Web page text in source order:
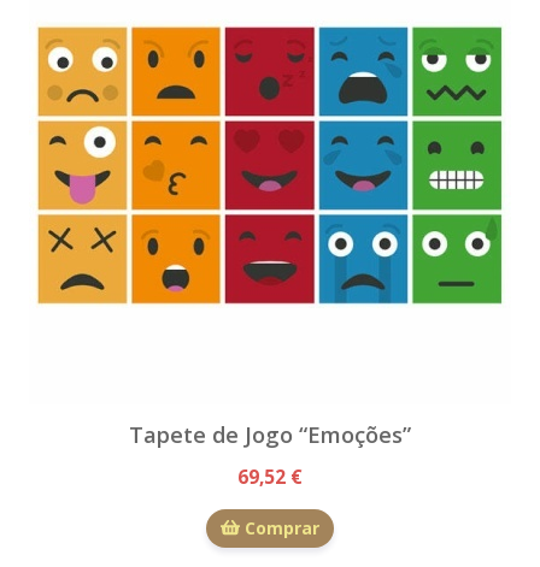
Tapete de Jogo “Emoções”
69,52 €
Comprar